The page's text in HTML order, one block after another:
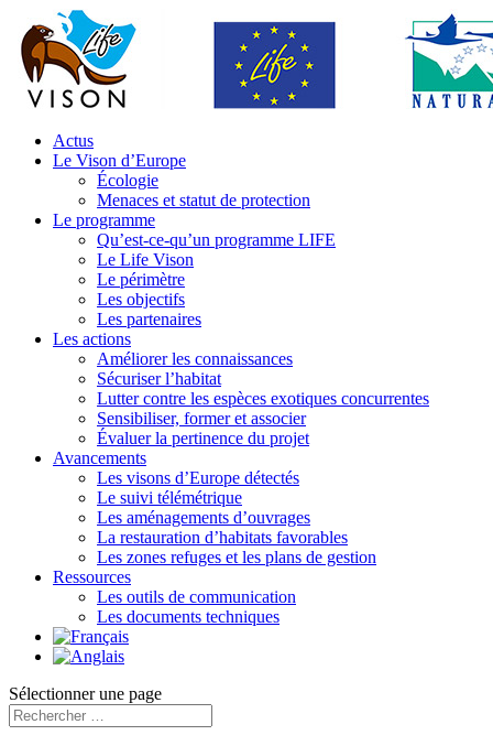
Actus
Le Vison d’Europe
Écologie
Menaces et statut de protection
Le programme
Qu’est-ce-qu’un programme LIFE
Le Life Vison
Le périmètre
Les objectifs
Les partenaires
Les actions
Améliorer les connaissances
Sécuriser l’habitat
Lutter contre les espèces exotiques concurrentes
Sensibiliser, former et associer
Évaluer la pertinence du projet
Avancements
Les visons d’Europe détectés
Le suivi télémétrique
Les aménagements d’ouvrages
La restauration d’habitats favorables
Les zones refuges et les plans de gestion
Ressources
Les outils de communication
Les documents techniques
Sélectionner une page